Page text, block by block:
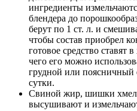
ингредиенты
блендера до
берут по 1 ст. л. и
чтобы состав приобрел
готовое средство ставят
чего его можно
грудной или поясничный
сутки.
Свиной жир, шишки
высушивают и